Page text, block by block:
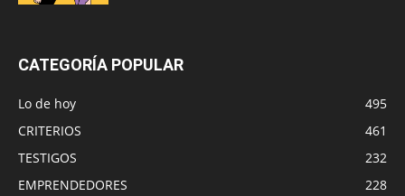
CATEGORÍA POPULAR
Lo de hoy
495
CRITERIOS
461
TESTIGOS
232
EMPRENDEDORES
228